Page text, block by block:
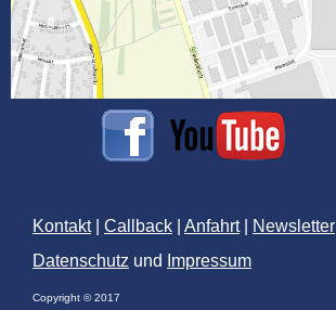
Kontakt| Callback Anfahrt|
Newsletter
Datenschutz und Impressum
Copyright © 2017